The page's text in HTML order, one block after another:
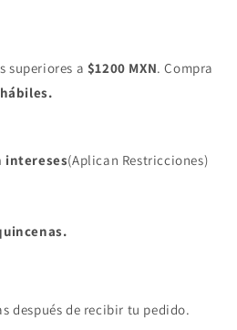
superiores a $1200 MXN. Compra
intereses(Aplican Restricciones)
después de recibir tu pedido.